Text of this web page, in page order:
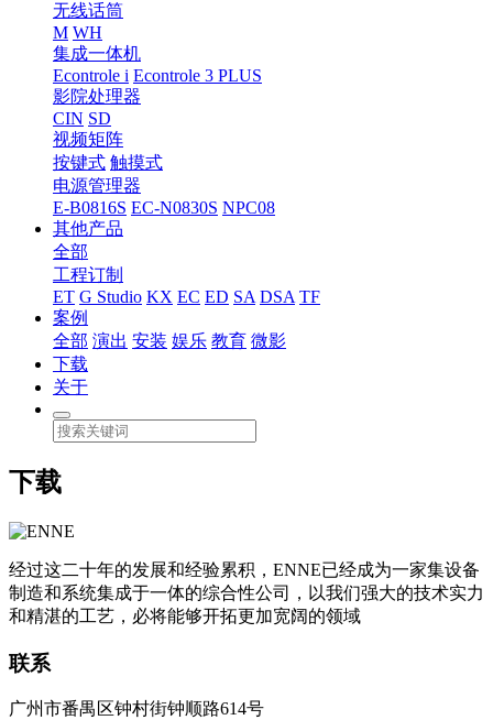
无线话筒
M WH
集成一体机
Econtrole i Econtrole 3 PLUS
影院处理器
CIN SD
视频矩阵
按键式 触摸式
电源管理器
E-B0816S EC-N0830S NPC08
其他产品
全部
工程订制
ET G Studio KX EC ED SA DSA TF
案例
全部 演出 安装 娱乐 教育 微影
下载
关于
下载
经过这二十年的发展和经验累积，ENNE已经成为一家集设备
制造和系统集成于一体的综合性公司，以我们强大的技术实力
和精湛的工艺，必将能够开拓更加宽阔的领域
联系
广州市番禺区钟村街钟顺路614号